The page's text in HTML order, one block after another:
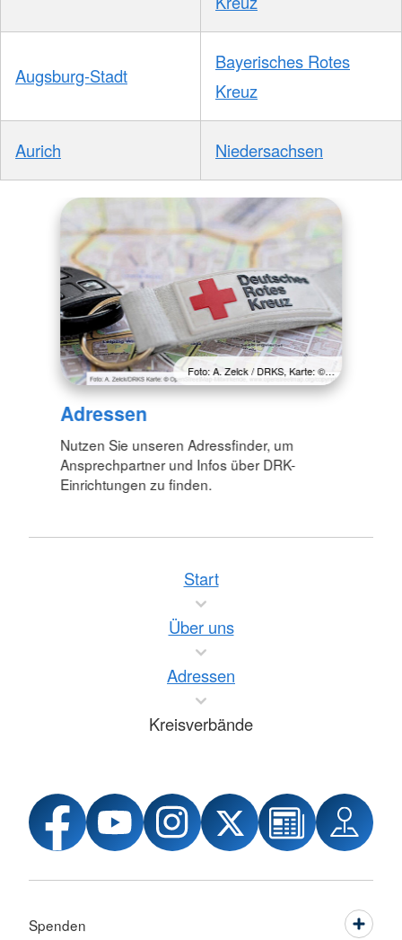
Augsburg-Stadt
Bayerisches Rotes
Kreuz
Aurich Niedersachsen
Foto: A. Zelck / DRKS, Karte: ©…
Adressen
Nutzen Sie unseren Adressfinder, um
Ansprechpartner und Infos über DRK-
Einrichtungen zu finden.
Start
Über uns
Adressen
Kreisverbände
Spenden